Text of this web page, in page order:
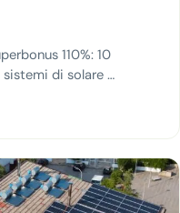
110%: 10
di solare …